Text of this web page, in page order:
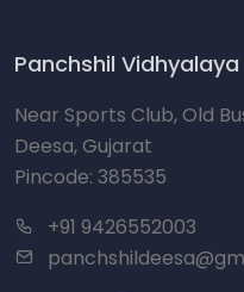
Panchshil Vidhyalaya
Near Sports Club, Old
Deesa, Gujarat
Pincode: 385535
+91 9426552003